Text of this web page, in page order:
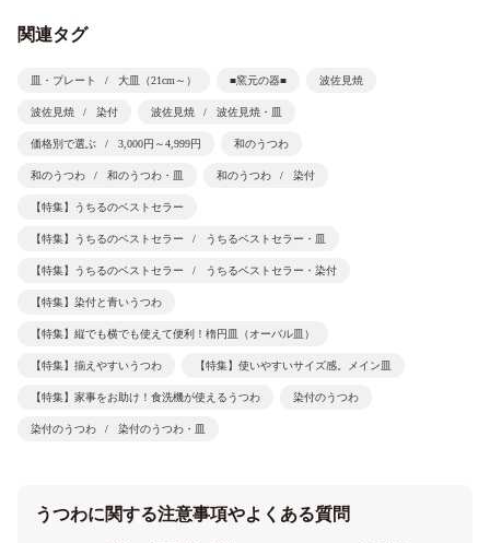
関連タグ
皿・プレート 大皿（21cm～） ■窯元の器■ 波佐見焼
波佐見焼 染付 波佐見焼 波佐見焼・皿
価格別で選ぶ 3,000円～4,999円 和のうつわ
和のうつわ 和のうつわ・皿 和のうつわ 染付
【特集】うちるのベストセラー
【特集】うちるのベストセラー うちるベストセラー・皿
【特集】うちるのベストセラー うちるベストセラー・染付
【特集】染付と青いうつわ
【特集】縦でも横でも使えて便利！楕円皿（オーバル皿）
【特集】揃えやすいうつわ 【特集】使いやすいサイズ感。メイン皿
【特集】家事をお助け！食洗機が使えるうつわ 染付のうつわ
染付のうつわ 染付のうつわ・皿
うつわに関する注意事項やよくある質問